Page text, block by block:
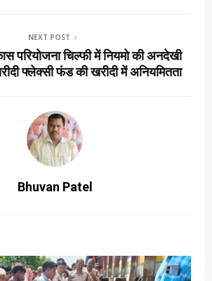
NEXT POST
परियोजना चिल्फी में नियमो की अनदेखी
फ्लेक्सी फंड की खरीदी में अनियमितता
Bhuvan Patel